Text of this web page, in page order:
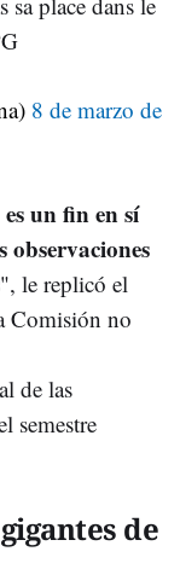
8 de marzo de
un fin en sí
observaciones
", le replicó el
Comisión no
de las
semestre
de